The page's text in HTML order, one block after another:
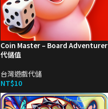
Coin Master – Board Adventurer
代儲值
台灣遊戲代儲
NT$10